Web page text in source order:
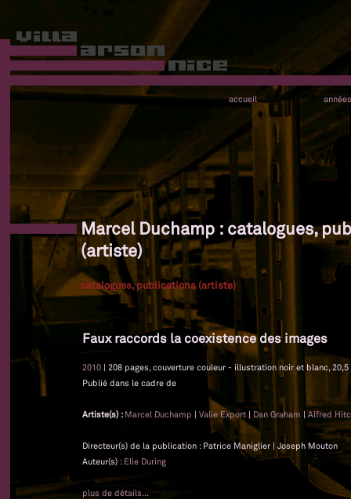
accueil années
Marcel Duchamp : catalogues,
(artiste)
catalogues, publications (artiste)
Faux raccords la coexistence des images
2010 | 208 pages, couverture couleur - illustration noir et blanc,
Publié dans le cadre de
Artiste(s) : Marcel Duchamp | Valie Export | Dan Graham |Alfred
Directeur(s) de la publication : Patrice Maniglier | Joseph Mouton
Auteur(s) : Elie During
plus de détails...